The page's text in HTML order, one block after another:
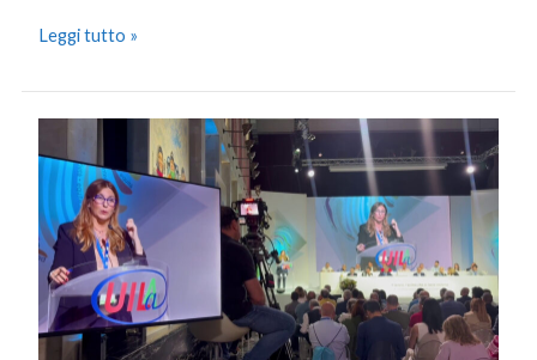
Leggi tutto »
Uil,
Mammucari
rieletta
segretaria:
lavoro
diritti